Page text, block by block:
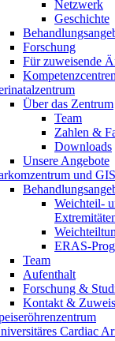
Netzwerk
Geschichte
Forschung
Für zuweisende
Kompetenzcentren
Über das Zentrum
Team
Zahlen &
Downloads
Unsere Angebote
und
Weichteil-
ERAS-
Team
Aufenthalt
Forschung &
Kontakt &
Cardiac